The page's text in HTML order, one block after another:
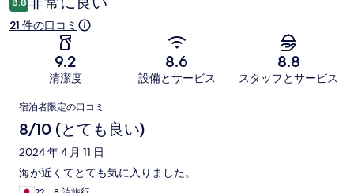
21 件の口コミ
9.2
清潔度
8.6
設備とサービス
8.8
スタッフとサービス
口
コ
ミ
宿泊者限定の口コミ
8/10 (とても良い)
2024 年 4 月 11 日
海が近くてとても気に入りました。